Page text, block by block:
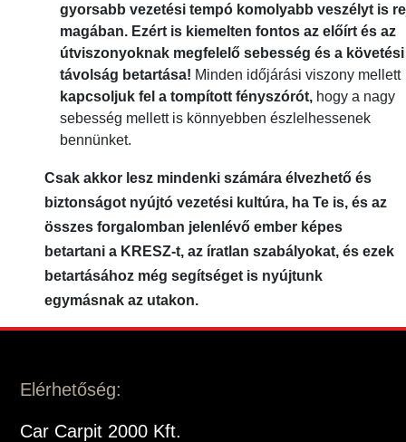
gyorsabb vezetési tempó komolyabb veszélyt is
magában. Ezért is kiemelten fontos az előírt és az
útviszonyoknak megfelelő sebesség és a követési
távolság betartása! Minden időjárási viszony mellett
kapcsoljuk fel a tompított fényszórót, hogy a nagy
sebesség mellett is könnyebben észlelhessenek
bennünket.
Csak akkor lesz mindenki számára élvezhető és
biztonságot nyújtó vezetési kultúra, ha Te is, és az
összes forgalomban jelenlévő ember képes
betartani a KRESZ-t, az íratlan szabályokat, és ezek
betartásához még segítséget is nyújtunk
egymásnak az utakon.
Elérhetőség:
Car Carpit 2000 Kft.